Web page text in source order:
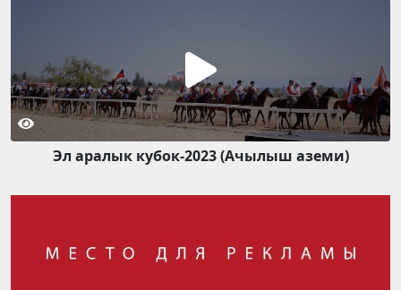
Эл аралык кубок-2023 (Ачылыш аземи)